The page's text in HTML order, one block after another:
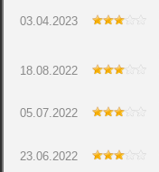
03.04.2023
18.08.2022
05.07.2022
23.06.2022